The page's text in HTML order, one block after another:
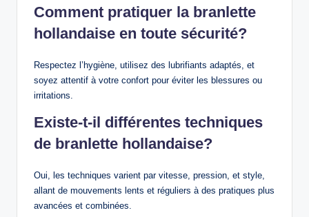
Comment pratiquer la branlette
hollandaise en toute sécurité?
Respectez l’hygiène, utilisez des lubrifiants adaptés, et
soyez attentif à votre confort pour éviter les blessures ou
irritations.
Existe-t-il différentes techniques
de branlette hollandaise?
Oui, les techniques varient par vitesse, pression, et style,
allant de mouvements lents et réguliers à des pratiques plus
avancées et combinées.